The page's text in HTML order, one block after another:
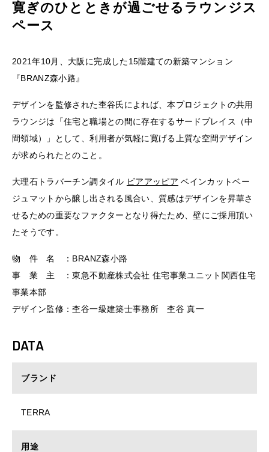
寛ぎのひとときが過ごせるラウンジス
ペース
2021年10月、大阪に完成した15階建ての新築マンション
『BRANZ森小路』
デザインを監修された杢谷氏によれば、本プロジェクトの共用
ラウンジは「住宅と職場との間に存在するサードプレイス（中
間領域）」として、利用者が気軽に寛げる上質な空間デザイン
が求められたとのこと。
大理石トラバーチン調タイル ビアアッピア ベインカットベー
ジュマットから醸し出される風合い、質感はデザインを昇華さ
せるための重要なファクターとなり得たため、壁にご採用頂い
たそうです。
物 件 名 ：BRANZ森小路
事 業 主 ：東急不動産株式会社 住宅事業ユニット関西住宅
事業本部
デザイン監修：杢谷一級建築士事務所 杢谷 真一
DATA
ブランド
TERRA
用途